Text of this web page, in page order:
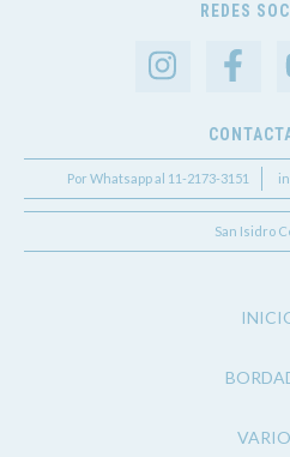
REDES
Por Whatsapp al 11-2173-3151
San Isidro